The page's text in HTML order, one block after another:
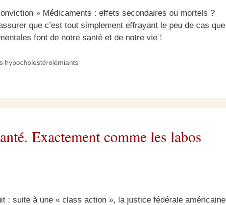
» Médicaments : effets secondaires ou mortels ?
que c’est tout simplement effrayant le peu de cas que
font de notre santé et de notre vie !
hypocholestérolémiants
Exactement comme les labos
: suite à une « class action », la justice fédérale américaine